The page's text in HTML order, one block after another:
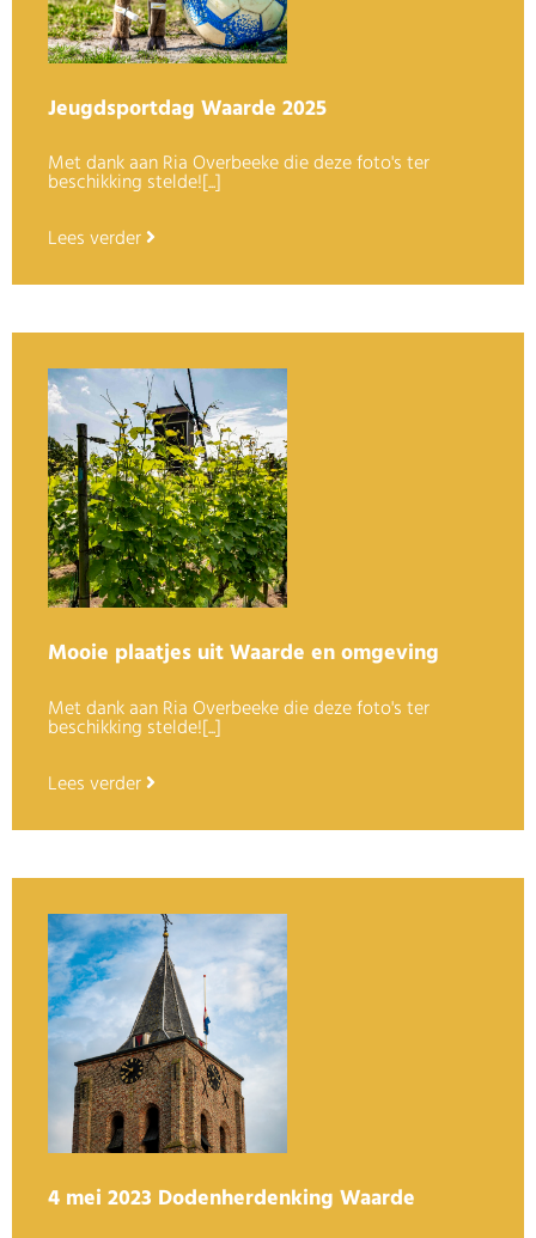
Jeugdsportdag Waarde 2025
Met dank aan Ria Overbeeke die deze foto's ter
beschikking stelde![...]
Lees verder
Mooie plaatjes uit Waarde en omgeving
Met dank aan Ria Overbeeke die deze foto's ter
beschikking stelde![...]
Lees verder
4 mei 2023 Dodenherdenking Waarde